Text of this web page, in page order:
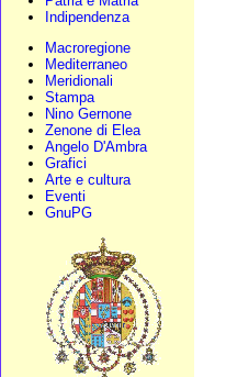
Indipendenza
Macroregione
Mediterraneo
Meridionali
Stampa
Nino Gernone
Zenone di Elea
Angelo D'Ambra
Grafici
Arte e cultura
Eventi
GnuPG